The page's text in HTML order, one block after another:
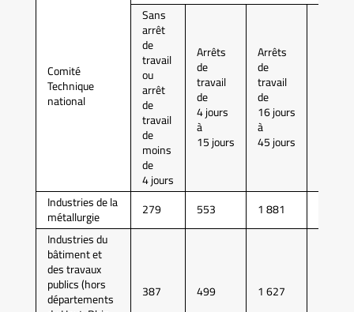
Comité
Technique
national
Sans
arrêt
de
travail
ou
arrêt
de
travail
de
moins
de
4 jours
Arrêts
de
travail
de
4 jours
à
15 jours
Arrêts
de
travail
de
16 jours
à
45 jours
Industries de la
métallurgie 279 553 1 881
Industries du
bâtiment et
des travaux
publics (hors
départements 387 499 1 627